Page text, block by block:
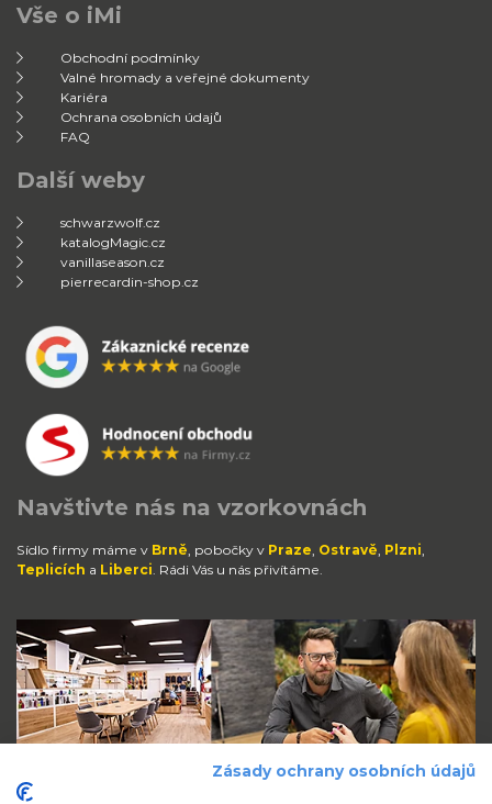
Vše o iMi
Obchodní podmínky
Valné hromady a veřejné dokumenty
Kariéra
Ochrana osobních údajů
FAQ
Další weby
schwarzwolf.cz
katalogMagic.cz
vanillaseason.cz
pierrecardin-shop.cz
Navštivte nás na vzorkovnách
Sídlo firmy máme v Brně , pobočky v Praze Ostravě Plzni
Teplicích a Liberci . Rádi Vás u nás přivítáme.
Zásady ochrany osobních údajů